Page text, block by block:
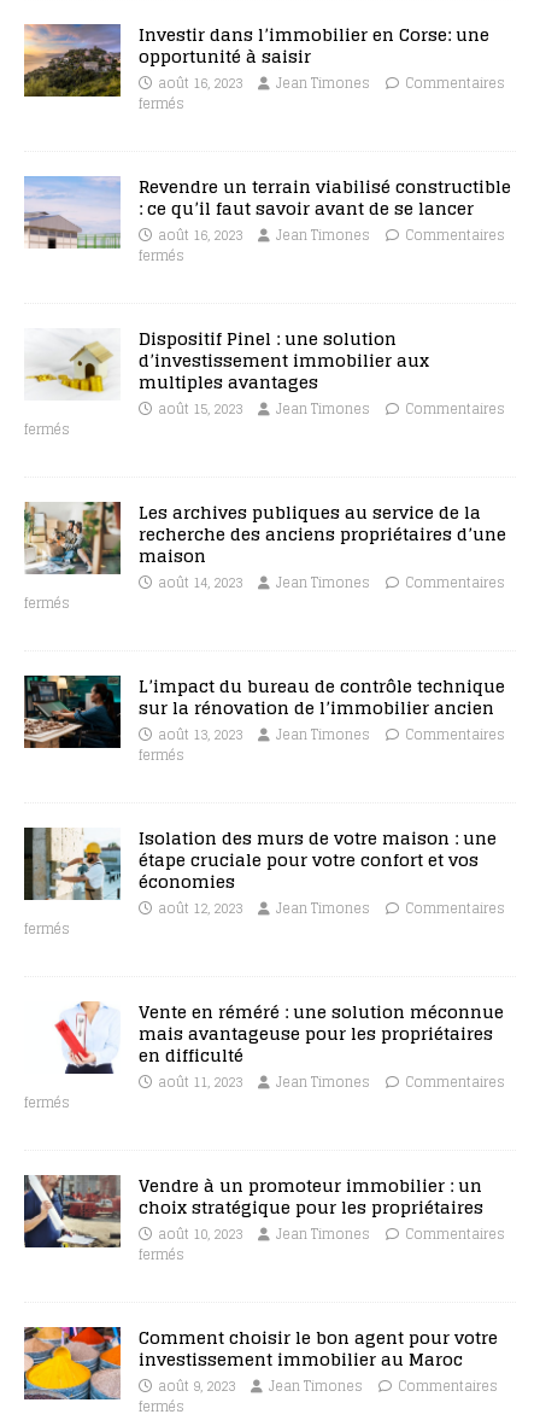
Investir dans l’immobilier en Corse: une
opportunité à saisir
août 16, 2023 Jean Timones
Commentaires
fermés
Revendre un terrain viabilisé constructible
: ce qu’il faut savoir avant de se lancer
août 16, 2023 Jean Timones
Commentaires
fermés
Dispositif Pinel : une solution
d’investissement immobilier aux
multiples avantages
août 15, 2023 Jean Timones
Commentaires
fermés
Les archives publiques au service de la
recherche des anciens propriétaires d’une
maison
août 14, 2023 Jean Timones
Commentaires
fermés
L’impact du bureau de contrôle technique
sur la rénovation de l’immobilier ancien
août 13, 2023 Jean Timones
Commentaires
fermés
Isolation des murs de votre maison : une
étape cruciale pour votre confort et vos
économies
août 12, 2023 Jean Timones
Commentaires
fermés
Vente en réméré : une solution méconnue
mais avantageuse pour les propriétaires
en difficulté
août 11, 2023 Jean Timones
Commentaires
fermés
Vendre à un promoteur immobilier : un
choix stratégique pour les propriétaires
août 10, 2023 Jean Timones
Commentaires
fermés
Comment choisir le bon agent pour votre
investissement immobilier au Maroc
août 9, 2023 Jean Timones
Commentaires
fermés